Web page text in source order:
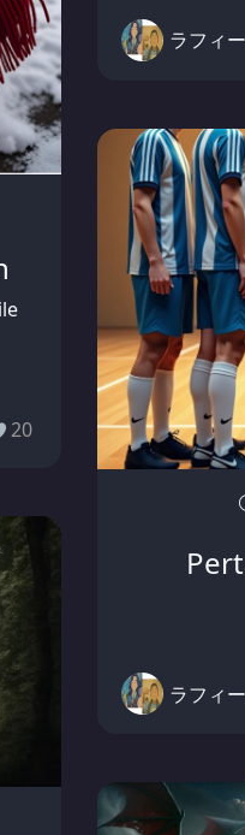
20
ラフィ
ラフィ